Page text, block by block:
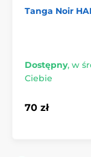
Tanga Noir
Dostępny, w
Ciebie
70 zł